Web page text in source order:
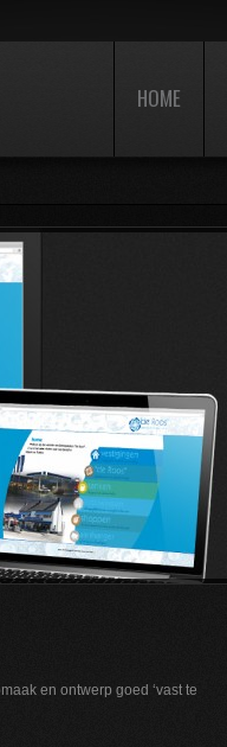
HOME
en ontwerp goed ‘vast te